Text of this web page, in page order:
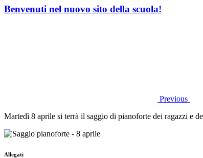
Benvenuti nel nuovo sito della scuola!
Previous
Martedì 8 aprile si terrà il saggio di pianoforte dei ragazzi e
Allegati